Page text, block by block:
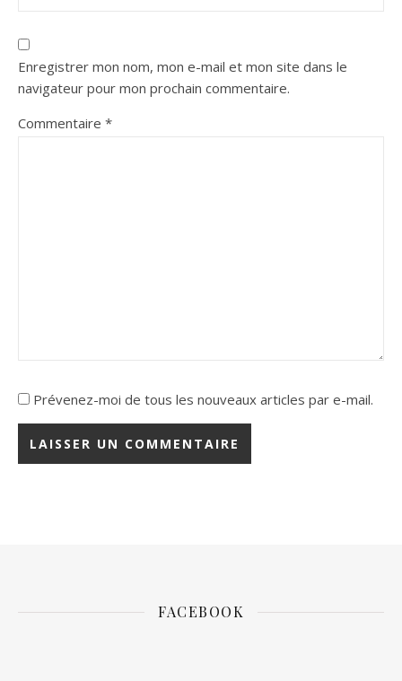
Enregistrer mon nom, mon e-mail et mon site dans le
navigateur pour mon prochain commentaire.
Commentaire *
Prévenez-moi de tous les nouveaux articles par e-mail.
FACEBOOK